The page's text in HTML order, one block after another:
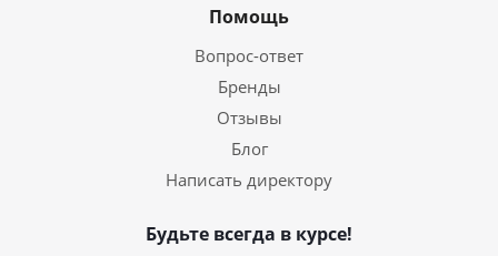
Помощь
Вопрос-ответ
Бренды
Отзывы
Блог
Написать директору
Будьте всегда в курсе!